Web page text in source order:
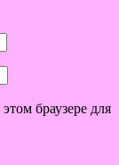
браузере для